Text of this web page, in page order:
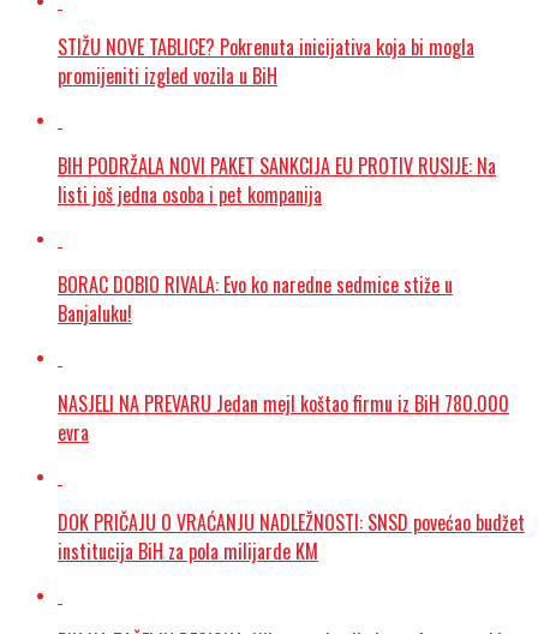
STIŽU NOVE TABLICE? Pokrenuta inicijativa koja bi mogla
promijeniti izgled vozila u BiH
BIH PODRŽALA NOVI PAKET SANKCIJA EU PROTIV RUSIJE: Na
listi još jedna osoba i pet kompanija
BORAC DOBIO RIVALA: Evo ko naredne sedmice stiže u
Banjaluku!
NASJELI NA PREVARU Jedan mejl koštao firmu iz BiH 780.000
evra
DOK PRIČAJU O VRAĆANJU NADLEŽNOSTI: SNSD povećao budžet
institucija BiH za pola milijarde KM